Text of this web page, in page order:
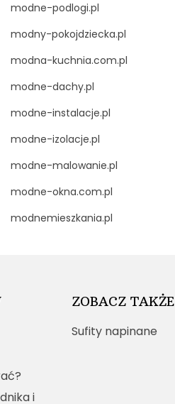
modne-podlogi.pl
modny-pokojdziecka.pl
modna-kuchnia.com.pl
modne-dachy.pl
modne-instalacje.pl
modne-izolacje.pl
modne-malowanie.pl
modne-okna.com.pl
modnemieszkania.pl
i
ZOBACZ TAKŻE
Sufity napinane